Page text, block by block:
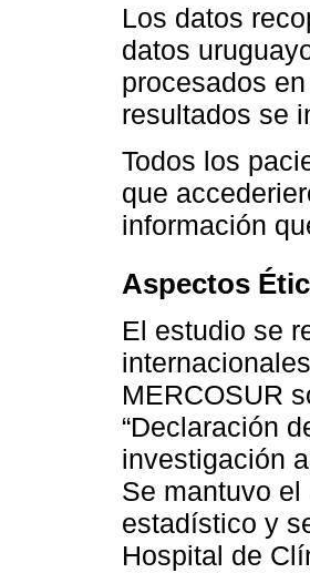
Los datos
datos
procesados
resultados se
Todos los
que
información
Aspectos
El estudio se
MERCOSUR
“Declaración
investigación
Se mantuvo
estadístico y
Hospital de